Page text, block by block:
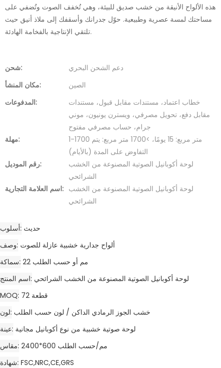
هذه الألواح الأنيقة من خشب صديق للبيئة، وهي تُخفف الصوت وتُضفي على
مساحتك لمسة عصرية وطبيعية. حوّل جدرانك وأسقفك إلى ملاذ أنيق حيث
تلتقي الإنتاجية بالفخامة الهادئة.
شحن:
دعم الشحن البحري
مكان المنشأ:
الصين
المدفوعات:
خطاب اعتماد، مستندات مقابل قبول، مستندات
مقابل دفع، تحويل مصرفي، ويسترن يونيون، موني
جرام، حساب مصرفي مفتوح
مهلة:
1-1700 متر مربع: 15 يومًا، >1700 متر مربع: يتم
التفاوض على المدة (بالأيام)
رقم الموديل:
لوحة أكوبانيل الصوتية المصنوعة من الخشب
الشرائحي
اسم العلامة التجارية: لوحة أكوبانيل الصوتية المصنوعة من الخشب
الشرائحي
أسلوب حديث
وصف ألواح جدارية خشبية عازلة للصوت
سماكة
22 مم أو حسب الطلب
اسم المنتج لوحة أكوبانيل الصوتية المصنوعة من الخشب الشرائحي
MOQ
72 قطعة
لون خشب الجوز الرمادي الداكن / لون حسب الطلب
عينة لوحة صوتية خشبية من نوع أكوبانيل مجانية
مقاس
2400*600 مم/حسب الطلب
شهادة FSC,NRC,CE,GRS